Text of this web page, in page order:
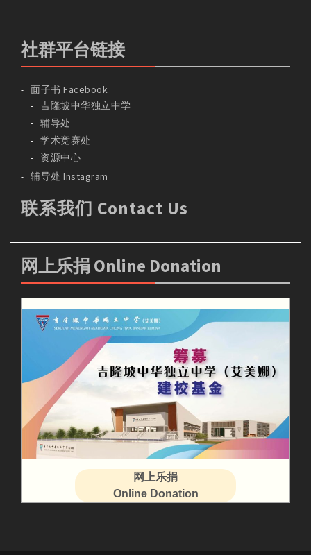
社群平台链接
面子书 Facebook
吉隆坡中华独立中学
辅导处
学术竞赛处
资源中心
辅导处 Instagram
联系我们 Contact Us
网上乐捐 Online Donation
网上乐捐
Online Donation